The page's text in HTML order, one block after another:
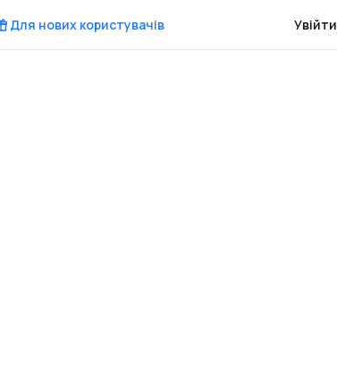
Для нових користувачів Увійти